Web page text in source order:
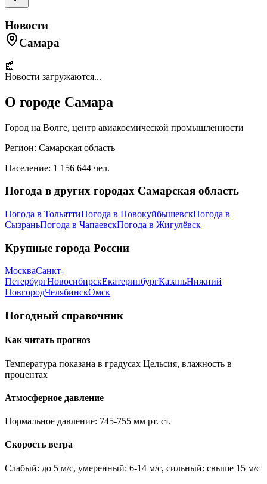
Новости
Самара
📰
Новости загружаются...
О городе Самара
Город на Волге, центр авиакосмической промышленности
Регион: Самарская область
Население: 1 156 644 чел.
Погода в других городах Самарская область
Погода в ТольяттиПогода в НовокуйбышевскПогода в
СызраньПогода в ЧапаевскПогода в Жигулёвск
Крупные города России
МоскваСанкт-
ПетербургНовосибирскЕкатеринбургКазаньНижний
НовгородЧелябинскОмск
Погодный справочник
Как читать прогноз
Температура показана в градусах Цельсия, влажность в
процентах
Атмосферное давление
Нормальное давление: 745-755 мм рт. ст.
Скорость ветра
Слабый: до 5 м/с, умеренный: 6-14 м/с, сильный: свыше 15 м/с